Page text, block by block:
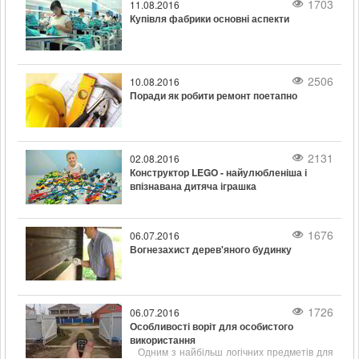
просторою.
11.08.2016 1703
Купівля фабрики основні аспекти
10.08.2016 2506
Поради як робити ремонт поетапно
02.08.2016 2131
Конструктор LEGO - найулюбленіша і
впізнавана дитяча іграшка
06.07.2016 1676
Вогнезахист дерев'яного будинку
06.07.2016 1726
Особливості воріт для особистого
використання
Одним з найбільш логічних предметів для